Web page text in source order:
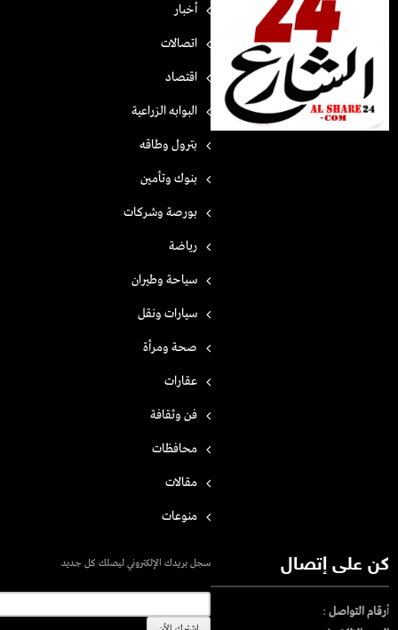
أخبار
اتصالات
اقتصاد
البوابه الزراعية
بترول وطاقه
بنوك وتأمين
بورصة وشركات
رياضة
سياحة وطيران
سيارات ونقل
صحة ومرأة
عقارات
فن وثقافة
محافظات
مقالات
منوعات
كن على إتصال
أرقام التواصل :
سجل بريدك الإلكتروني ليصلك كل جديد